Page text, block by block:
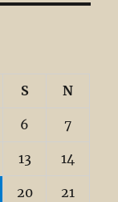
S N
6 7
13 14
20 21